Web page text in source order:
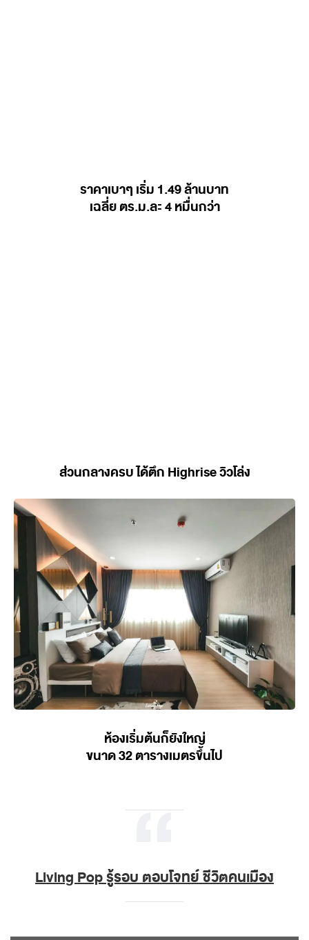
ราคาเบาๆ เริ่ม 1.49 ล้านบาท
เฉลี่ย ตร.ม.ละ 4 หมื่นกว่า
ส่วนกลางครบ ได้ตึก Highrise วิวโล่ง
ห้องเริ่มต้นก็ยังใหญ่
ขนาด 32 ตารางเมตรขึ้นไป
Living Pop รู้รอบ ตอบโจทย์ ชีวิตคนเมือง